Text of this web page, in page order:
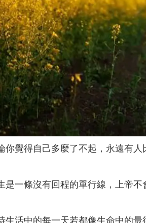
你覺得自己多麼了不起，永遠有
是一條沒有回程的單行線，上帝
生活中的每一天若都像生命中的最